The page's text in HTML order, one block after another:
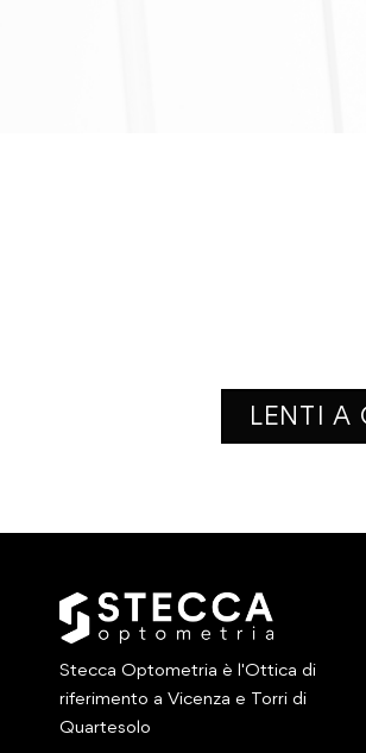
LENTI A
Stecca Optometria è l'Ottica di
riferimento a Vicenza e Torri di
Quartesolo